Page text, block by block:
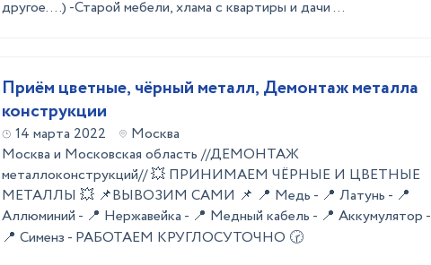
другое....) -Старой мебели, хлама с квартиры и дачи ...
Приём цветные, чёрный металл, Демонтаж металла
конструкции
14 марта 2022
Москва
Москва и Московская область //ДЕМОНТАЖ
металлоконструкций// 💥 ПРИНИМАЕМ ЧЁРНЫЕ И ЦВЕТНЫЕ
МЕТАЛЛЫ 💥 📌ВЫВОЗИМ САМИ 📌 📍 Медь - 📍 Латунь - 📍
Аллюминий - 📍 Нержавейка - 📍 Медный кабель - 📍 Аккумулятор -
📍 Сименз - РАБОТАЕМ КРУГЛОСУТОЧНО 🕝